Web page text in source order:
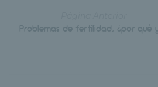
Problemas de fertilidad, ¿por qué